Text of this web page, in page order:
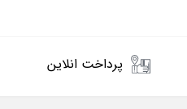
پرداخت انلاین